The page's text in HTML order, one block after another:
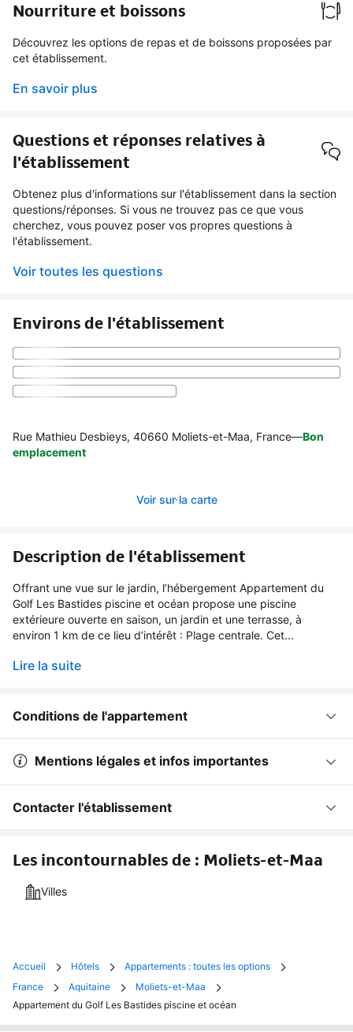
Nourriture et boissons
Découvrez les options de repas et de boissons proposées par
cet établissement.
En savoir plus
Questions et réponses relatives à
l'établissement
Obtenez plus d'informations sur l'établissement dans la section
questions/réponses. Si vous ne trouvez pas ce que vous
cherchez, vous pouvez poser vos propres questions à
l'établissement.
Voir toutes les questions
Environs de l'établissement
Rue Mathieu Desbieys, 40660 Moliets-et-Maa, France—Bon
emplacement
Voir sur la carte
Description de l'établissement
Offrant une vue sur le jardin, l’hébergement Appartement du
Golf Les Bastides piscine et océan propose une piscine
extérieure ouverte en saison, un jardin et une terrasse, à
environ 1 km de ce lieu d’intérêt : Plage centrale. Cet...
Lire la suite
Conditions de l'appartement
Mentions légales et infos importantes
Contacter l'établissement
Les incontournables de : Moliets-et-Maa
Villes
Accueil Hôtels
Appartements : toutes les options
France
Aquitaine
Moliets-et-Maa
Appartement du Golf Les Bastides piscine et océan